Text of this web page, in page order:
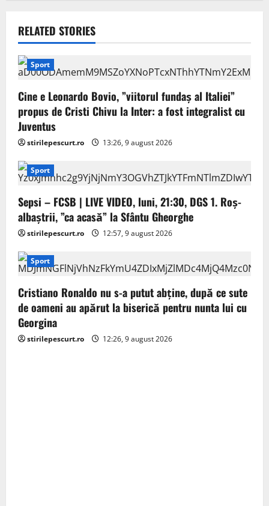
v
i
g
a
t
i
o
n
RELATED STORIES
Sport
Cine e Leonardo Bovio, ”viitorul fundaș al Italiei”
propus de Cristi Chivu la Inter: a fost integralist cu
Juventus
stirilepescurt.ro 13:26, 9 august 2026
Sport
Sepsi – FCSB | LIVE VIDEO, luni, 21:30, DGS 1. Roș-
albaștrii, ”ca acasă” la Sfântu Gheorghe
stirilepescurt.ro 12:57, 9 august 2026
Sport
Cristiano Ronaldo nu s-a putut abține, după ce sute
de oameni au apărut la biserică pentru nunta lui cu
Georgina
stirilepescurt.ro 12:26, 9 august 2026